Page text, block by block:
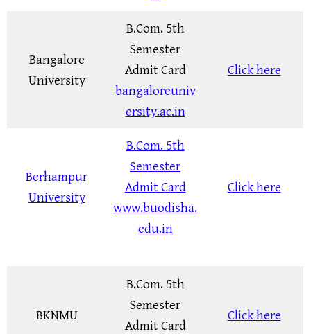
Bangalore
University
B.Com. 5th
Semester
Admit Card
bangaloreuniv
ersity.ac.in
Click here
Berhampur
University
B.Com. 5th
Semester
Admit Card
www.buodisha.
edu.in
Click here
BKNMU
B.Com. 5th
Semester
Admit Card
Click here